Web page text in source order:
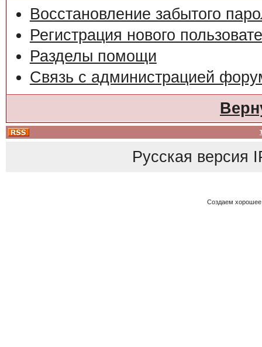
Восстановление забытого
Регистрация нового
Разделы помощи
Связь с администрацией
Русская версия
Создаем